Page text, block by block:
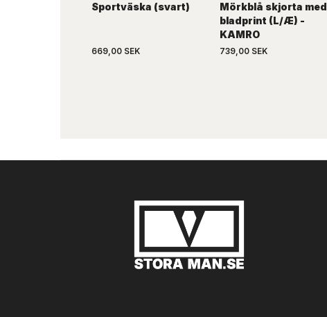
Sportväska (svart)
669,00 SEK
Mörkblå skjorta med
bladprint (L/Æ) -
KAMRO
739,00 SEK